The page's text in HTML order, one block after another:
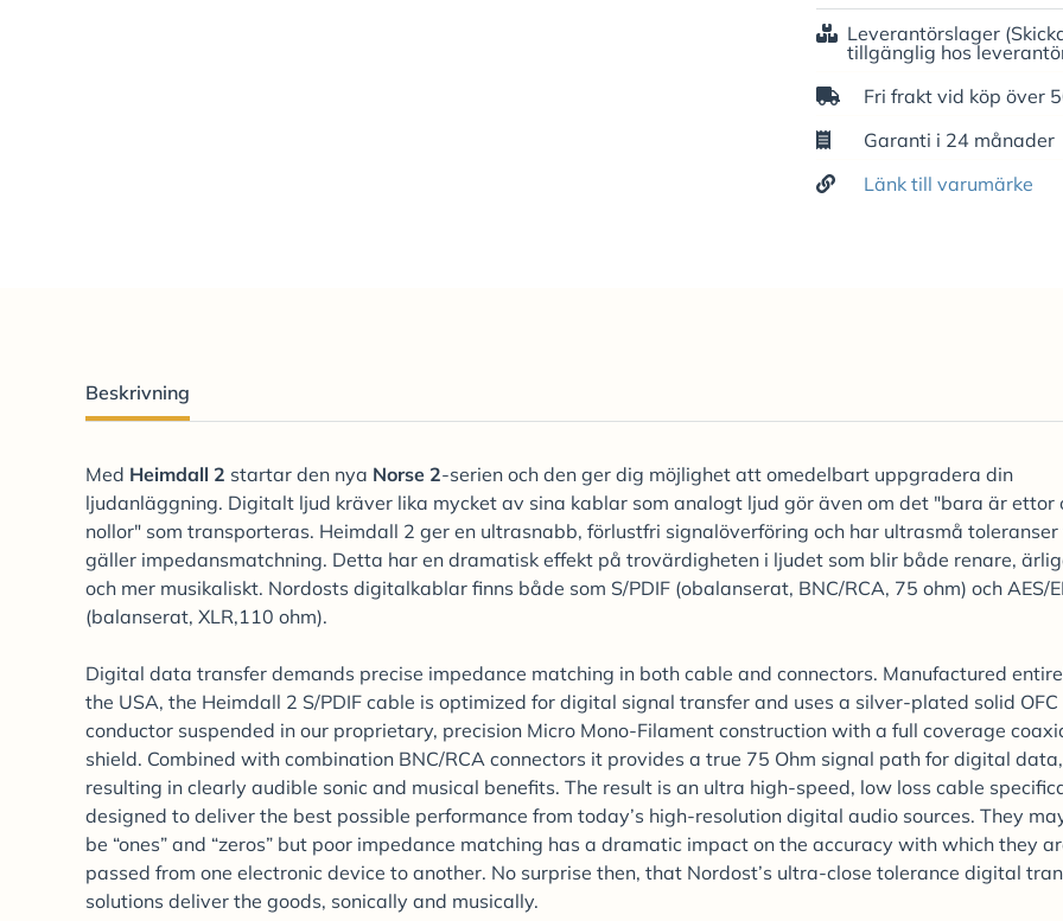
Leverantörslager
tillgänglig hos
Fri frakt vid köp över
Garanti i 24 månader
Länk till varumärke
Beskrivning
Med Heimdall 2 startar den nya Norse 2-serien och den ger dig möjlighet att omedelbart uppgradera din
ljudanläggning. Digitalt ljud kräver lika mycket av sina kablar som analogt ljud gör även om det "bara är ettor
nollor" som transporteras. Heimdall 2 ger en ultrasnabb, förlustfri signalöverföring och har ultrasmå toleranser
gäller impedansmatchning. Detta har en dramatisk effekt på trovärdigheten i ljudet som blir både renare,
och mer musikaliskt. Nordosts digitalkablar finns både som S/PDIF (obalanserat, BNC/RCA, 75 ohm) och AES/
(balanserat, XLR,110 ohm).
Digital data transfer demands precise impedance matching in both cable and connectors. Manufactured
the USA, the Heimdall 2 S/PDIF cable is optimized for digital signal transfer and uses a silver-plated solid OFC
conductor suspended in our proprietary, precision Micro Mono-Filament construction with a full coverage
shield. Combined with combination BNC/RCA connectors it provides a true 75 Ohm signal path for digital data,
resulting in clearly audible sonic and musical benefits. The result is an ultra high-speed, low loss cable
designed to deliver the best possible performance from today’s high-resolution digital audio sources. They
be “ones” and “zeros” but poor impedance matching has a dramatic impact on the accuracy with which they
passed from one electronic device to another. No surprise then, that Nordost’s ultra-close tolerance digital
solutions deliver the goods, sonically and musically.